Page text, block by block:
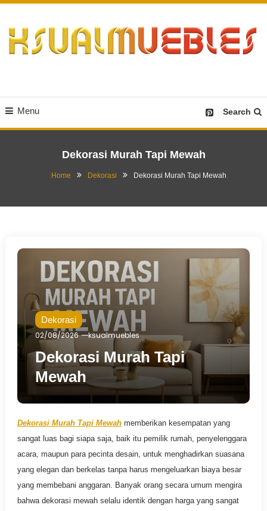
Content
Menu Search
Dekorasi Murah Tapi Mewah
Home Dekorasi Dekorasi Murah Tapi Mewah
Dekorasi
02/08/2026
ksualmuebles
Dekorasi Murah Tapi
Mewah
Dekorasi Murah Tapi Mewahmemberikan kesempatan yang
sangat luas bagi siapa saja, baik itu pemilik rumah, penyelenggara
acara, maupun para pecinta desain, untuk menghadirkan suasana
yang elegan dan berkelas tanpa harus mengeluarkan biaya besar
yang membebani anggaran. Banyak orang secara umum mengira
bahwa dekorasi mewah selalu identik dengan harga yang sangat